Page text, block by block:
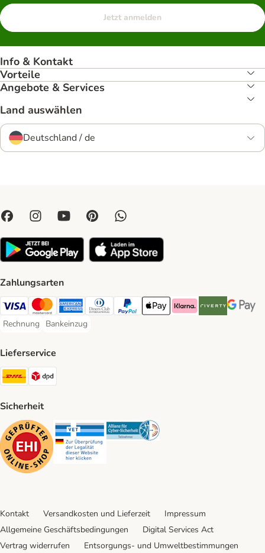
Jetzt anmelden
Info & Kontakt
Vorteile
Angebote & Services
Land auswählen
Deutschland / de
Zahlungsarten
Visa Payment Method
Mastercard Payment Method
American Express Payment Method
Diners Club Payment Method
PayPal Payment Method
Apple Pay Payment Method
Klarna Payment Method
Riverty Payment
Google
Rechnung
Rechnung Payment Method
Bankeinzug
Bankeinzug Payment Method
Lieferservice
DHL Shipping Method
Sicherheit
Security Security Security
Kontakt Versandkosten und Lieferzeit
Impressum
Allgemeine Geschäftsbedingungen
Digital Services Act
Vertrag widerrufen
Entsorgungs- und Umweltbestimmungen